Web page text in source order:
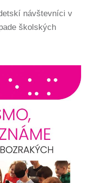
návštevníci v
školských